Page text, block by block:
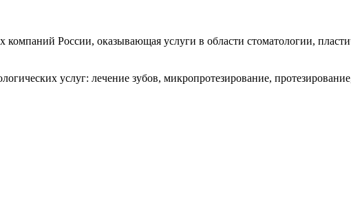
России, оказывающая услуги в области стоматологии,
услуг: лечение зубов, микропротезирование,